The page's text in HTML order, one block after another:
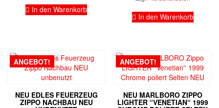
In den Warenkorb
In den Warenkorb
ANGEBOT!
NEU EDLES FEUERZEUG
ZIPPO NACHBAU NEU
ANGEBOT!
NEU MARLBORO ZIPPO
LIGHTER “VENETIAN“ 1999